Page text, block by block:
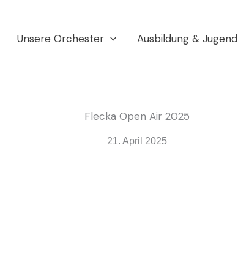
Unsere Orchester Ausbildung & Jugend
Flecka Open Air 2025
21. April 2025